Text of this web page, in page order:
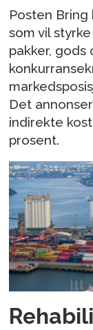
Posten
som vil
pakker, gods
Det
indirekte
prosent.